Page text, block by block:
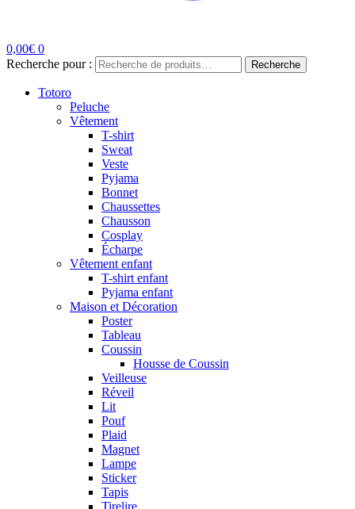
0,00€ 0
Recherche pour :
Recherche
Totoro
Peluche
Vêtement
T-shirt
Sweat
Veste
Pyjama
Bonnet
Chaussettes
Chausson
Cosplay
Écharpe
Vêtement enfant
T-shirt enfant
Pyjama enfant
Maison et Décoration
Poster
Tableau
Coussin
Housse de Coussin
Veilleuse
Réveil
Lit
Pouf
Plaid
Magnet
Lampe
Sticker
Tapis
Tirelire